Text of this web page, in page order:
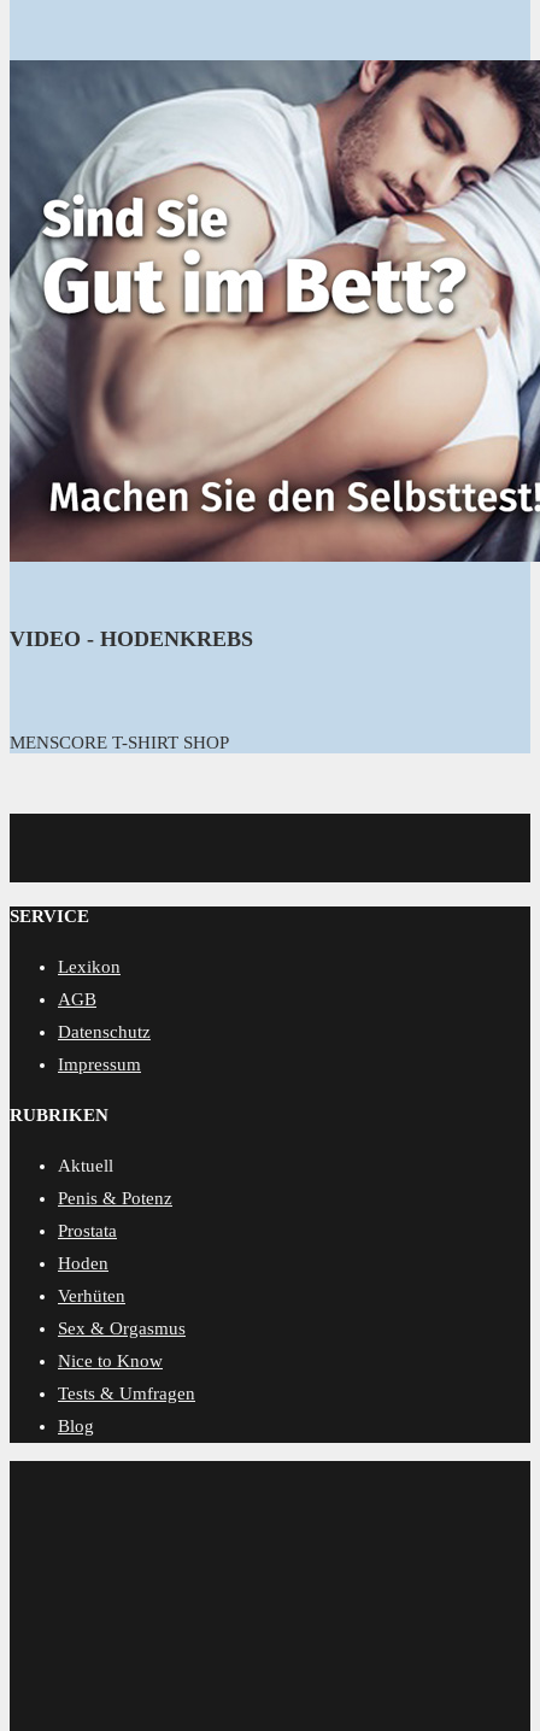
VIDEO - HODENKREBS
MENSCORE T-SHIRT SHOP
MENSCORE
SERVICE
Lexikon
AGB
Datenschutz
Impressum
RUBRIKEN
Aktuell
Penis & Potenz
Prostata
Hoden
Verhüten
Sex & Orgasmus
Nice to Know
Tests & Umfragen
Blog